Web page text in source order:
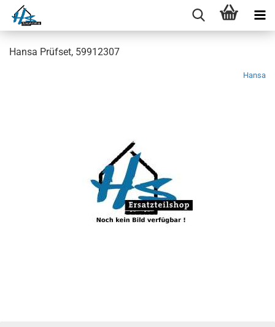
Hansa Prüfset, 59912307
Hansa